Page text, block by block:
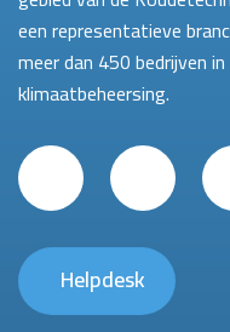
een representatieve
meer dan 450 bedrijven
klimaatbeheersing.
Helpdesk